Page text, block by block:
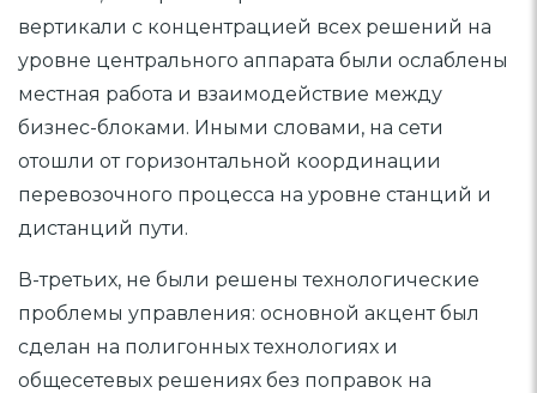
вертикали с концентрацией всех решений на
уровне центрального аппарата были ослаблены
местная работа и взаимодействие между
бизнес-блоками. Иными словами, на сети
отошли от горизонтальной координации
перевозочного процесса на уровне станций и
дистанций пути.
В-третьих, не были решены технологические
проблемы управления: основной акцент был
сделан на полигонных технологиях и
общесетевых решениях без поправок на